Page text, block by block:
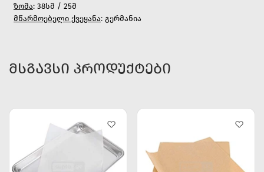
ზომა: 38სმ / 25მ
მწარმოებელი ქვეყანა: გერმანია
ᲛᲡᲒᲐᲕᲡᲘ ᲞᲠᲝᲓᲣᲥᲢᲔᲑᲘ